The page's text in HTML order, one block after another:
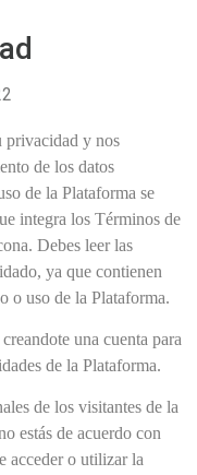
privacidad y nos
de los datos
de la Plataforma se
integra los Términos de
Debes leer las
ya que contienen
o uso de la Plataforma.
una cuenta para
de la Plataforma.
de los visitantes de la
estás de acuerdo con
acceder o utilizar la